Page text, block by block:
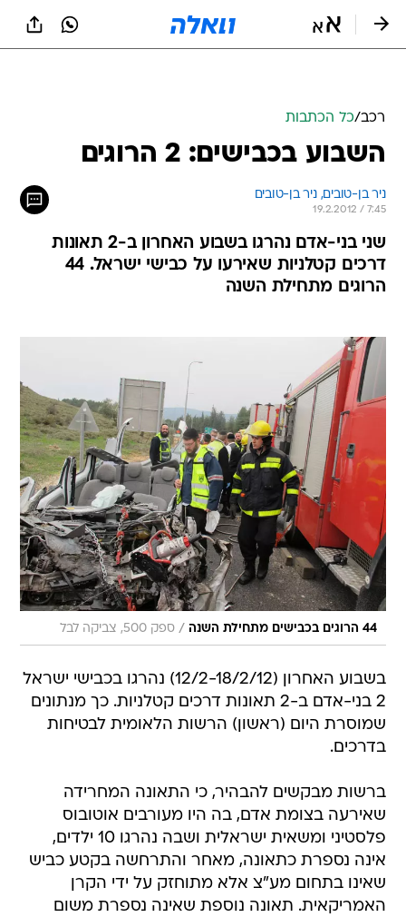
רכב/כל הכתבות
השבוע בכבישים: 2 הרוגים
ניר בן-טובים, ניר בן-טובים
19.2.2012 / 7:45
שני בני-אדם נהרגו בשבוע האחרון ב-2 תאונות
דרכים קטלניות שאירעו על כבישי ישראל. 44
הרוגים מתחילת השנה
44 הרוגים בכבישים מתחילת השנה / ספק 500, צביקה לבל
בשבוע האחרון (12/2-18/2/12) נהרגו בכבישי ישראל
2 בני-אדם ב-2 תאונות דרכים קטלניות. כך מנתונים
שמוסרת היום (ראשון) הרשות הלאומית לבטיחות
בדרכים.
ברשות מבקשים להבהיר, כי התאונה המחרידה
שאירעה בצומת אדם, בה היו מעורבים אוטובוס
פלסטיני ומשאית ישראלית ושבה נהרגו 10 ילדים,
אינה נספרת כתאונה, מאחר והתרחשה בקטע כביש
שאינו בתחום מע"צ אלא מתוחזק על ידי הקרן
האמריקאית. תאונה נוספת שאינה נספרת משום